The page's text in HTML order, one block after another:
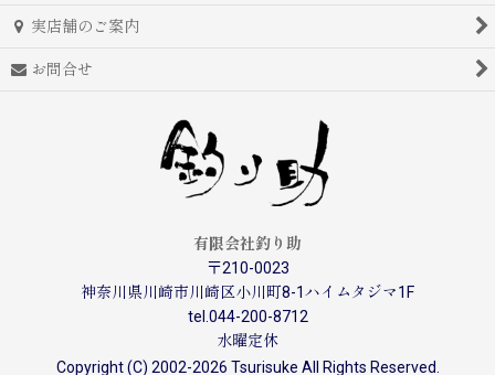
実店舗のご案内
お問合せ
有限会社釣り助
〒210-0023
神奈川県川崎市川崎区小川町8-1ハイムタジマ1F
tel.044-200-8712
水曜定休
Copyright (C) 2002-2026 Tsurisuke All Rights Reserved.